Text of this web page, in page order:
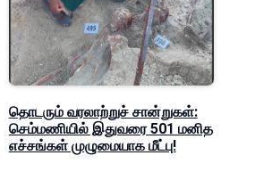
தொடரும் வரலாற்றுச் சான்றுகள்:
செம்மணியில் இதுவரை 501 மனித
எச்சங்கள் முழுமையாக மீட்பு!